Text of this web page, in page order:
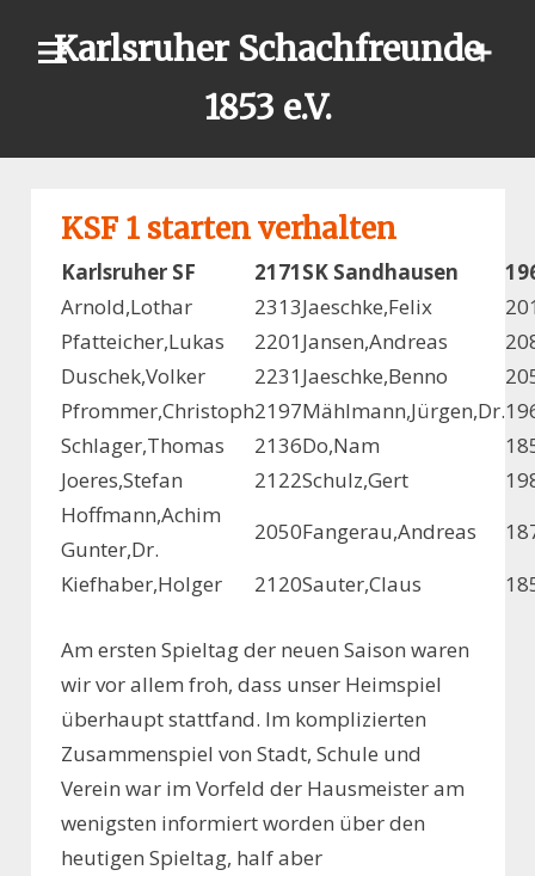
Karlsruher Schachfreunde
1853 e.V.
KSF 1 starten verhalten
Karlsruher SF 2171SK Sandhausen
Arnold,Lothar
2313Jaeschke,Felix
Pfatteicher,Lukas
2201Jansen,Andreas
Duschek,Volker
2231Jaeschke,Benno
Pfrommer,Christoph2197Mählmann,Jürgen,Dr.
Schlager,Thomas
2136Do,Nam
Joeres,Stefan
2122Schulz,Gert
Hoffmann,Achim
Gunter,Dr.
2050Fangerau,Andreas
Kiefhaber,Holger
2120Sauter,Claus
Am ersten Spieltag der neuen Saison waren
wir vor allem froh, dass unser Heimspiel
überhaupt stattfand. Im komplizierten
Zusammenspiel von Stadt, Schule und
Verein war im Vorfeld der Hausmeister am
wenigsten informiert worden über den
heutigen Spieltag, half aber